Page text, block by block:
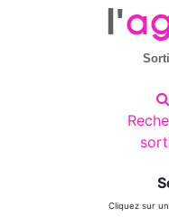
l'
Cliquez sur